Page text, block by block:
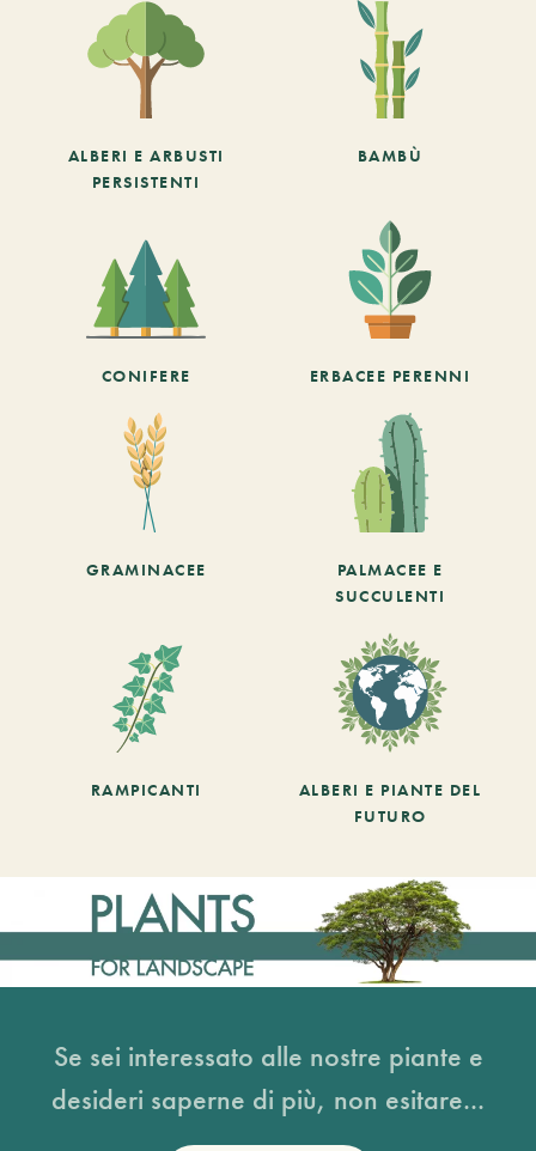
ALBERI E ARBUSTI
PERSISTENTI
BAMBÙ
CONIFERE ERBACEE PERENNI
GRAMINACEE
PALMACEE E
SUCCULENTI
RAMPICANTI
ALBERI E PIANTE DEL
FUTURO
Se sei interessato alle nostre piante e
desideri saperne di più, non esitare...